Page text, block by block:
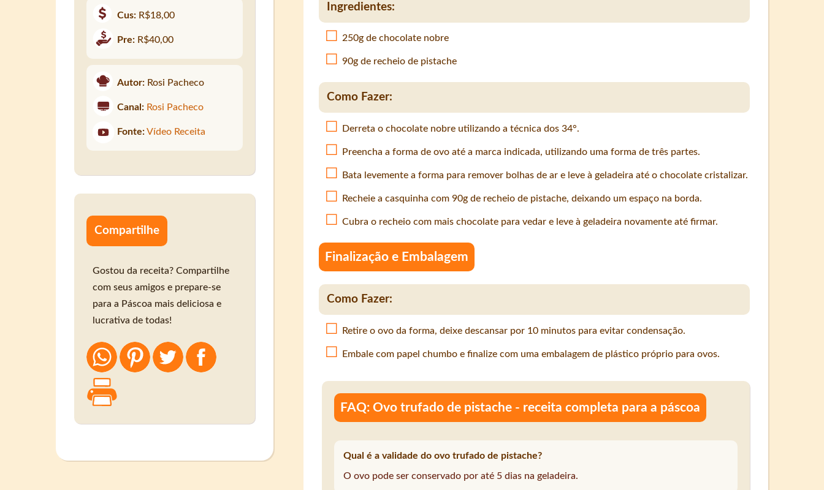
Ingredientes:
250g de chocolate nobre
90g de recheio de pistache
Como Fazer:
Derreta o chocolate nobre utilizando a técnica dos 34°.
Preencha a forma de ovo até a marca indicada, utilizando uma forma de três partes.
Bata levemente a forma para remover bolhas de ar e leve à geladeira até o chocolate cristalizar.
Recheie a casquinha com 90g de recheio de pistache, deixando um espaço na borda.
Cubra o recheio com mais chocolate para vedar e leve à geladeira novamente até firmar.
Finalização e Embalagem
Como Fazer:
Retire o ovo da forma, deixe descansar por 10 minutos para evitar condensação.
Embale com papel chumbo e finalize com uma embalagem de plástico próprio para ovos.
FAQ: Ovo trufado de pistache - receita completa para a páscoa
Qual é a validade do ovo trufado de pistache?
O ovo pode ser conservado por até 5 dias na geladeira.
Cus: R$18,00
Pre: R$40,00
Autor: Rosi Pacheco
Canal: Rosi Pacheco
Fonte: Vídeo Receita
Compartilhe
Gostou da receita? Compartilhe
com seus amigos e prepare-se
para a Páscoa mais deliciosa e
lucrativa de todas!